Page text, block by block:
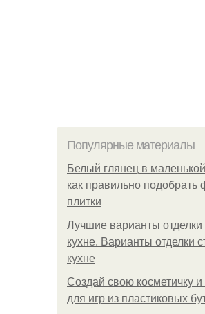
Популярные материалы
Белый глянец в
как правильно подобрать
плитки
Лучшие варианты отделки
кухне. Варианты отделки
кухне
Создай свою косметичку и
для игр из пластиковых